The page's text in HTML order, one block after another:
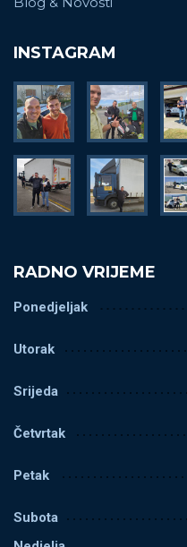
INSTAGRAM
RADNO VRIJEME
Ponedjeljak
Utorak
Srijeda
Četvrtak
Petak
Subota